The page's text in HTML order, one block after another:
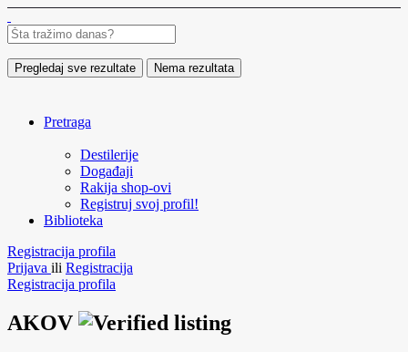
Pregledaj sve rezultate Nema rezultata
Pretraga
Destilerije
Događaji
Rakija shop-ovi
Registruj svoj profil!
Biblioteka
Registracija profila
Prijava ili Registracija
Registracija profila
AKOV